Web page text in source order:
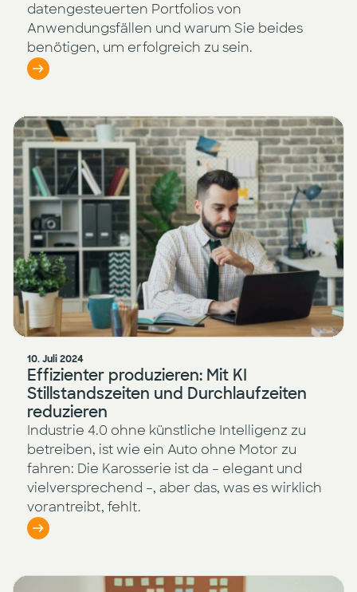
datengesteuerten Portfolios von
Anwendungsfällen und warum Sie beides
benötigen, um erfolgreich zu sein.
10. Juli 2024
Effizienter produzieren: Mit KI
Stillstandszeiten und Durchlaufzeiten
reduzieren
Industrie 4.0 ohne künstliche Intelligenz zu
betreiben, ist wie ein Auto ohne Motor zu
fahren: Die Karosserie ist da – elegant und
vielversprechend –, aber das, was es wirklich
vorantreibt, fehlt.